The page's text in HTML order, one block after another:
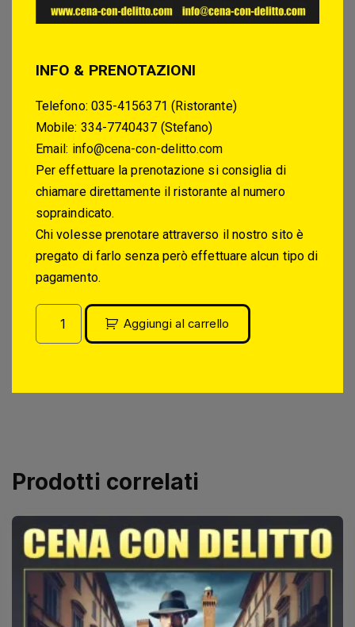
INFO & PRENOTAZIONI
Telefono: 035-4156371 (Ristorante)
Mobile: 334-7740437 (Stefano)
Email: info@cena-con-delitto.com
Per effettuare la prenotazione si consiglia di
chiamare direttamente il ristorante al numero
sopraindicato.
Chi volesse prenotare attraverso il nostro sito è
pregato di farlo senza però effettuare alcun tipo di
pagamento.
Aggiungi al carrello
Prodotti correlati